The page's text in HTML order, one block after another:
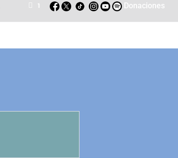
Donaciones
1